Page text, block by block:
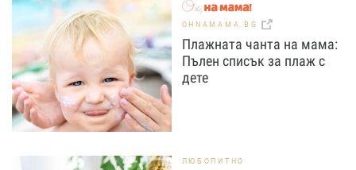
OHNAMAMA.BG
Плажната чанта на мама:
Пълен списък за плаж с
дете
ЛЮБОПИТНО